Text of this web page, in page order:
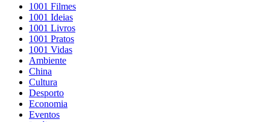
1001 Filmes
1001 Ideias
1001 Livros
1001 Pratos
1001 Vidas
Ambiente
China
Cultura
Desporto
Economia
Eventos